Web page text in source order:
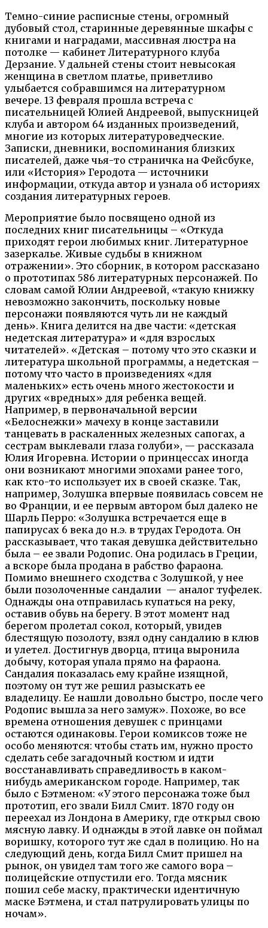
Темно-синие расписные стены, огромный
дубовый стол, старинные деревянные шкафы с
книгами и наградами, массивная люстра на
потолке — кабинет Литературного клуба
Дерзание. У дальней стены стоит невысокая
женщина в светлом платье, приветливо
улыбается собравшимся на литературном
вечере. 13 февраля прошла встреча с
писательницей Юлией Андреевой, выпускницей
клуба и автором 64 изданных произведений,
многие из которых литературоведческие.
Записки, дневники, воспоминания близких
писателей, даже чья-то страничка на Фейсбуке,
или «История» Геродота — источники
информации, откуда автор и узнала об историях
создания литературных героев.
Мероприятие было посвящено одной из
последних книг писательницы – «Откуда
приходят герои любимых книг. Литературное
зазеркалье. Живые судьбы в книжном
отражении». Это сборник, в котором рассказано
о прототипах 586 литературных персонажей. По
словам самой Юлии Андреевой, «такую книжку
невозможно закончить, поскольку новые
персонажи появляются чуть ли не каждый
день». Книга делится на две части: «детская
недетская литература» и «для взрослых
читателей». «Детская – потому что это сказки и
литература школьной программы, а недетская –
потому что часто в произведениях «для
маленьких» есть очень много жестокости и
других «вредных» для ребенка вещей.
Например, в первоначальной версии
«Белоснежки» мачеху в конце заставили
танцевать в раскаленных железных сапогах, а
сестрам выклевали глаза голуби», — рассказала
Юлия Игоревна. Истории о принцессах иногда
они возникают многими эпохами ранее того,
как кто-то использует их в своей сказке. Так,
например, Золушка впервые появилась совсем не
во Франции, и ее первым автором был далеко не
Шарль Перро: «Золушка встречается еще в
папирусах 6 века до н.э. в трудах Геродота. Он
рассказывает, что такая девушка действительно
была – ее звали Родопис. Она родилась в Греции,
а вскоре была продана в рабство фараона.
Помимо внешнего сходства с Золушкой, у нее
были позолоченные сандалии — аналог туфелек.
Однажды она отправилась купаться на реку,
оставив обувь на берегу. В этот момент над
берегом пролетал сокол, который, увидев
блестящую позолоту, взял одну сандалию в клюв
и улетел. Достигнув дворца, птица выронила
добычу, которая упала прямо на фараона.
Сандалия показалась ему крайне изящной,
поэтому он тут же решил разыскать ее
владелицу. Ее нашли довольно быстро, после чего
Родопис вышла за него замуж». Похоже, во все
времена отношения девушек с принцами
остаются одинаковы. Герои комиксов тоже не
особо меняются: чтобы стать им, нужно просто
сделать себе загадочный костюм и идти
восстанавливать справедливость в каком-
нибудь американском городе. Например, так
было с Бэтменом: «У этого персонажа тоже был
прототип, его звали Билл Смит. 1870 году он
переехал из Лондона в Америку, где открыл свою
мясную лавку. И однажды в этой лавке он поймал
воришку, которого тут же сдал в полицию. Но на
следующий день, когда Билл Смит пришел на
рынок, он увидел там того же самого вора –
полицейские отпустили его. Тогда мясник
пошил себе маску, практически идентичную
маске Бэтмена, и стал патрулировать улицы по
ночам».